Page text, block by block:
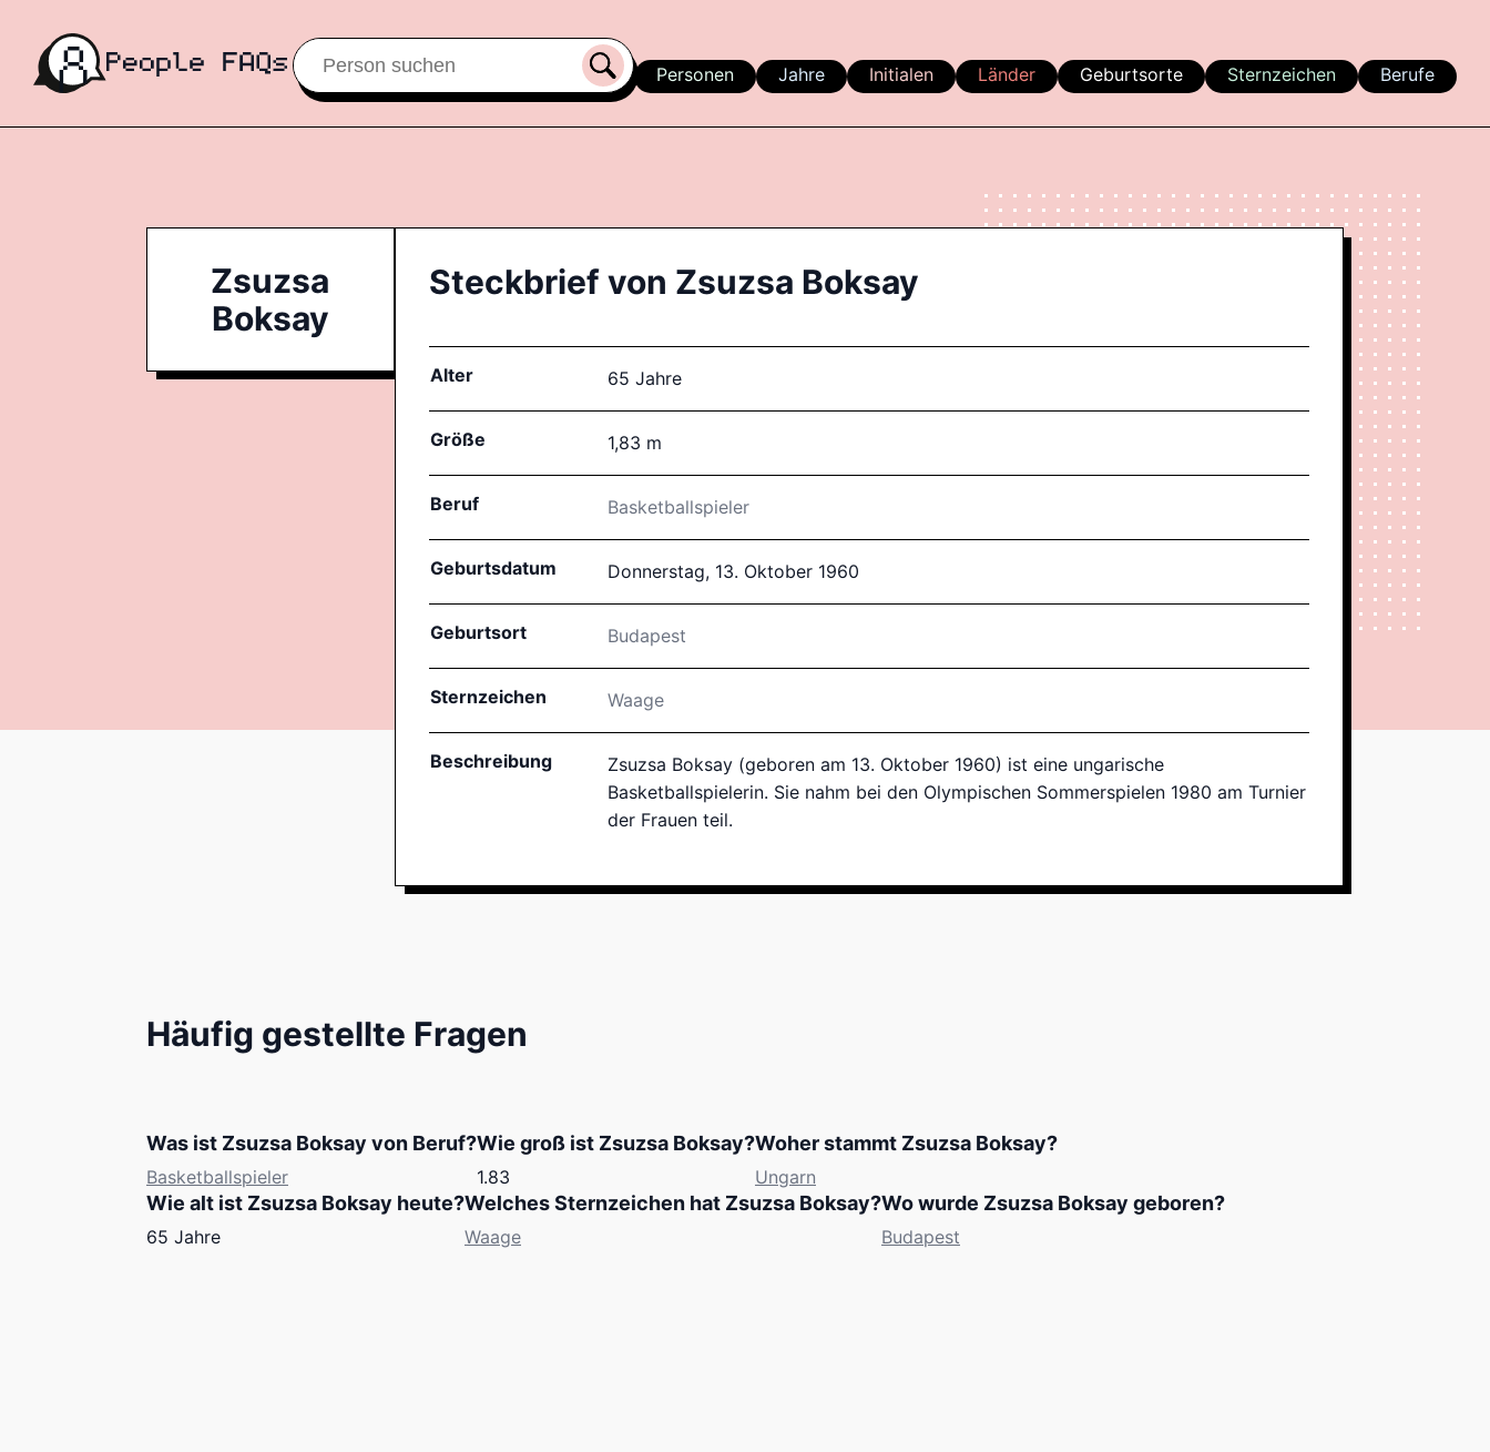
Personen Jahre Initialen Länder Geburtsorte Sternzeichen Berufe
Zsuzsa
Boksay
Steckbrief von Zsuzsa Boksay
Alter 65 Jahre
Größe 1,83 m
Beruf Basketballspieler
Geburtsdatum Donnerstag, 13. Oktober 1960
Geburtsort Budapest
Sternzeichen Waage
Beschreibung
Zsuzsa Boksay (geboren am 13. Oktober 1960) ist eine ungarische
Basketballspielerin. Sie nahm bei den Olympischen Sommerspielen 1980 am Turnier
der Frauen teil.
Häufig gestellte Fragen
Was ist Zsuzsa Boksay von Beruf?
Basketballspieler
Wie groß ist Zsuzsa Boksay?
1.83
Woher stammt Zsuzsa Boksay?
Ungarn
Wie alt ist Zsuzsa Boksay heute?
65 Jahre
Welches Sternzeichen hat Zsuzsa Boksay?
Waage
Wo wurde Zsuzsa Boksay geboren?
Budapest